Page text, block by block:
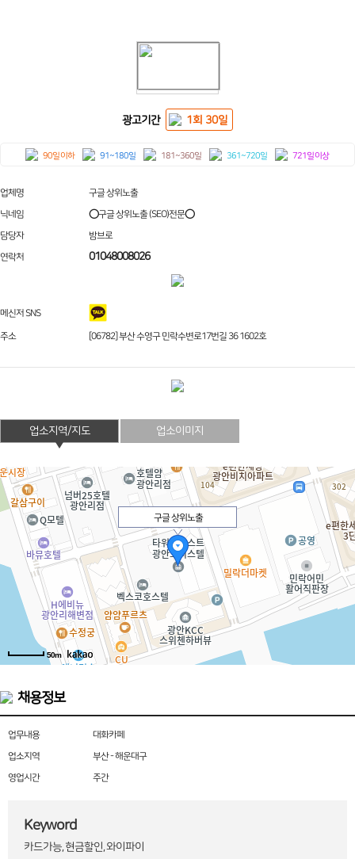
광고기간 1회 30일
90일 이하 91~180일 181~360일 361~720일 721일 이상
업체명
구글 상위노출
닉네임
⭕구글 상위노출 (SEO)전문⭕
담당자
밤브로
연락처
01048008026
메신저 SNS
주소 [06782] 부산 수영구 민락수변로17번길 36 1602호
업소지역/지도 업소이미지
구글 상위노출
50m
채용정보
업무내용
대화카페
업소지역
부산 - 해운대구
영업시간
주간
Keyword
카드가능, 현금할인, 와이파이